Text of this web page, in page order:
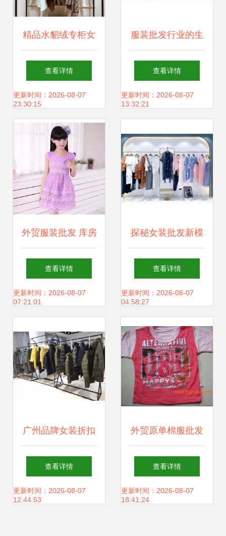
精品水貂绒专柜女
装19夏款 高贵典雅
与折扣的完美邂逅
查看详情
更新时间：2026-08-07
23:30:15
服装批发行业的生
产加工关键要点
——以2017年12月
查看详情
更新时间：2026-08-07
13:32:21
外贸服装批发 库房
服装厂大量夏季短
袖库存清仓，品质
势！
查看详情
更新时间：2026-08-07
07:21:01
探秘女装批发新模
式 mg小象清仓精
品份货源如何撬动
零售利润？
查看详情
更新时间：2026-08-07
04:58:27
广州品牌女装折扣
批发运营技巧 从新
手到高手的实战指
查看详情
更新时间：2026-08-07
12:44:53
外贸原单棉服批发
北京服装批发库房
精品女装一键对接
查看详情
更新时间：2026-08-07
18:41:24